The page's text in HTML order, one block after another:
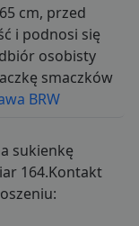
cm, przed
i podnosi się
osobisty
smaczków
BRW
sukienkę
164.Kontakt